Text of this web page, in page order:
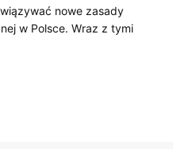
nowe zasady
w Polsce. Wraz z tymi